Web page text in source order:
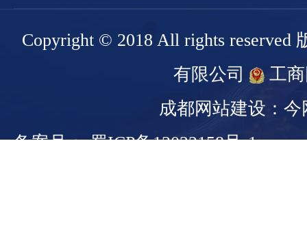
Copyright © 2018 All rights reserved
有限公司
工
成都网站建设：今
备案号： 蜀ICP备13022158号-1